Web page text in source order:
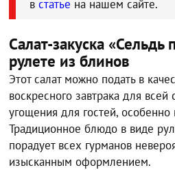
встатье на нашем сайте.
Салат-закуска
рулете из блинов
Этот салат можно подать в
воскресного завтрака для
угощения для гостей,
Традиционное блюдо в виде
порадует всех гурманов
изысканным оформлением.